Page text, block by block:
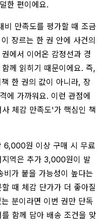
한 편이에요.
비 만족도를 평가할 때 조금
장르는 한 권 안에 사건의
에서 이어온 감정선과 경
께 읽히기 때문이에요. 즉,
한 권의 값이 아니라, 장
에 가까워요. 이런 관점에
체감 만족도'가 핵심인 책
6,000원 이상 구매 시 무료
지역은 추가 3,000원이 발
가 붙을 가능성이 높다는
때 체감 단가가 더 좋아질
분이라면 이번 권만 단독
함께 담아 배송 조건을 맞